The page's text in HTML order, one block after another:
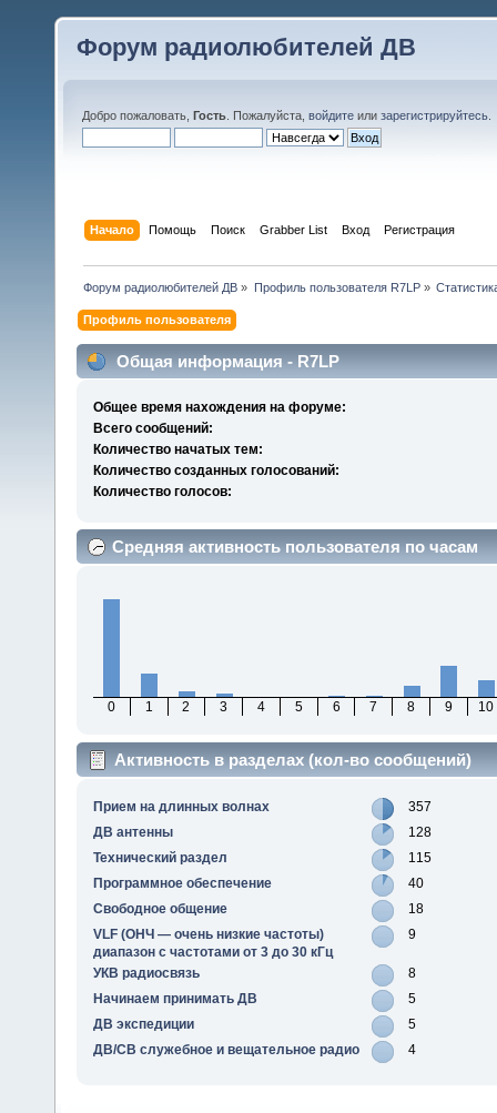
Форум радиолюбителей ДВ
Добро пожаловать, Гость . Пожалуйста, войдите или зарегистрируйтесь
Начало Помощь Поиск Grabber List Вход Регистрация
Форум радиолюбителей ДВ » Профиль пользователя R7LP»
Профиль пользователя
Общая информация - R7LP
Общее время нахождения на форуме:
Всего сообщений:
Количество начатых тем:
Количество созданных голосований:
Количество голосов:
Средняя активность пользователя по часам
0 1 2 3 4 5 6 7 8 9 10
Активность в разделах (кол-во сообщений)
Прием на длинных волнах
357
ДВ антенны
128
Технический раздел
115
Программное обеспечение
40
Свободное общение
18
VLF (ОНЧ — очень низкие частоты)
диапазон с частотами от 3 до 30 кГц
9
УКВ радиосвязь
8
Начинаем принимать ДВ
5
ДВ экспедиции
5
ДВ/СВ служебное и вещательное радио
4